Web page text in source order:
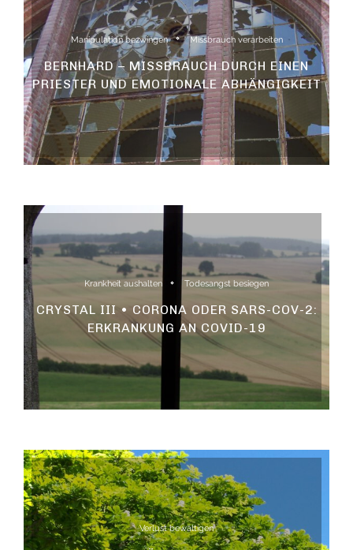
Manipulation bezwingen Missbrauch verarbeiten
BERNHARD – MISSBRAUCH DURCH EINEN
PRIESTER UND EMOTIONALE ABHÄNGIGKEIT
Krankheit aushalten Todesangst besiegen
CRYSTAL III • CORONA ODER SARS-COV-2:
ERKRANKUNG AN COVID-19
Verlust bewältigen